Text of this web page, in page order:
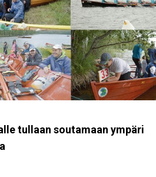
tullaan soutamaan ympäri